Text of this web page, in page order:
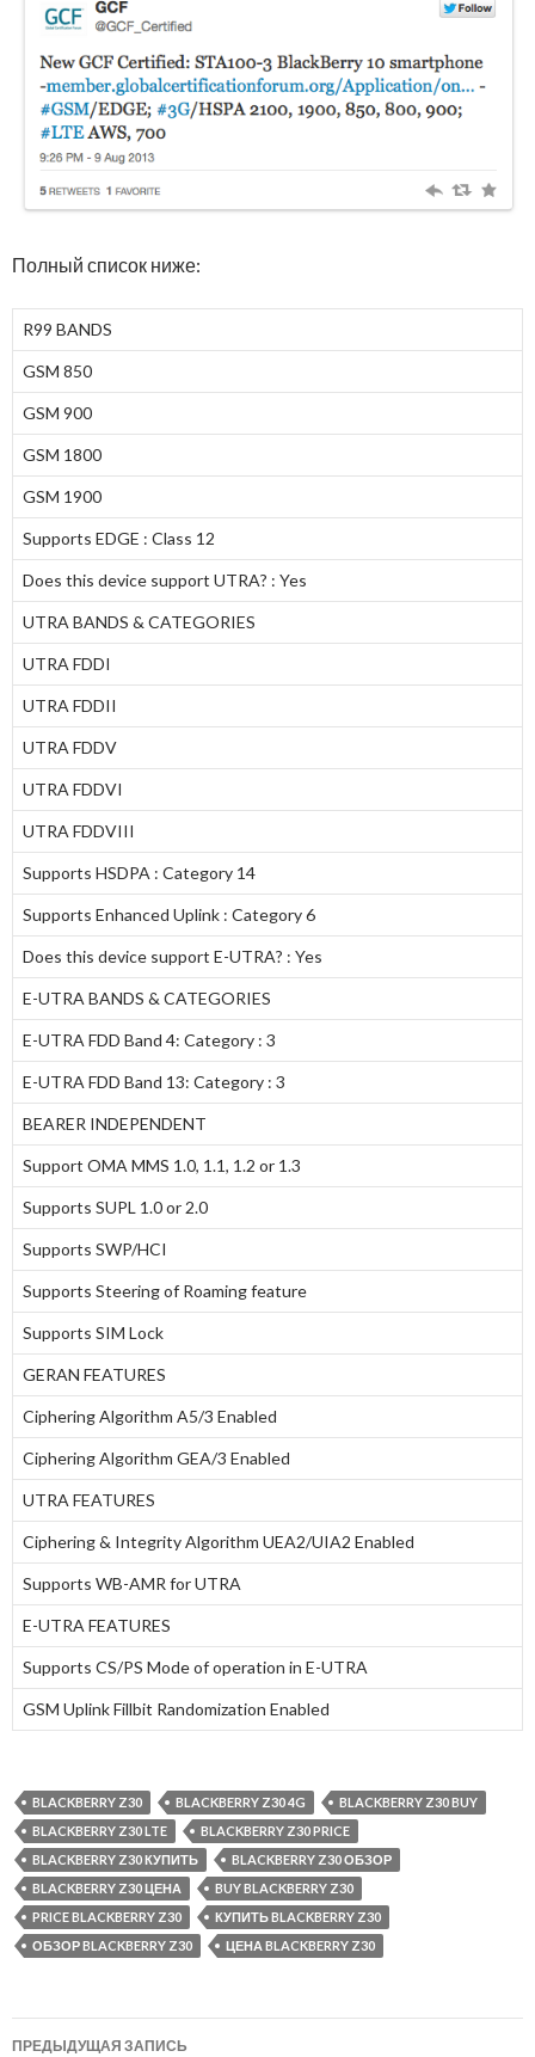
Полный список ниже:
R99 BANDS
GSM 850
GSM 900
GSM 1800
GSM 1900
Supports EDGE : Class 12
Does this device support UTRA? : Yes
UTRA BANDS & CATEGORIES
UTRA FDDI
UTRA FDDII
UTRA FDDV
UTRA FDDVI
UTRA FDDVIII
Supports HSDPA : Category 14
Supports Enhanced Uplink : Category 6
Does this device support E-UTRA? : Yes
E-UTRA BANDS & CATEGORIES
E-UTRA FDD Band 4: Category : 3
E-UTRA FDD Band 13: Category : 3
BEARER INDEPENDENT
Support OMA MMS 1.0, 1.1, 1.2 or 1.3
Supports SUPL 1.0 or 2.0
Supports SWP/HCI
Supports Steering of Roaming feature
Supports SIM Lock
GERAN FEATURES
Ciphering Algorithm A5/3 Enabled
Ciphering Algorithm GEA/3 Enabled
UTRA FEATURES
Ciphering & Integrity Algorithm UEA2/UIA2 Enabled
Supports WB-AMR for UTRA
E-UTRA FEATURES
Supports CS/PS Mode of operation in E-UTRA
GSM Uplink Fillbit Randomization Enabled
BLACKBERRY Z30 BLACKBERRY Z30 4G
BLACKBERRY Z30 BUY
BLACKBERRY Z30 LTE
BLACKBERRY Z30 PRICE
BLACKBERRY Z30 КУПИТЬ
BLACKBERRY Z30 ОБЗОР
BLACKBERRY Z30 ЦЕНА
BUY BLACKBERRY Z30
PRICE BLACKBERRY Z30
КУПИТЬ BLACKBERRY Z30
ОБЗОР BLACKBERRY Z30
ЦЕНА BLACKBERRY Z30
Навигация
ПРЕДЫДУЩАЯ ЗАПИСЬ